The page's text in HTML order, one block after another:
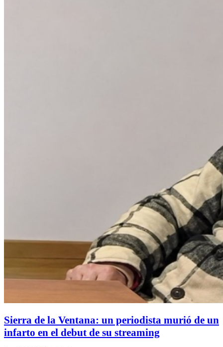
Sierra de la Ventana: un periodista murió de un
infarto en el debut de su streaming